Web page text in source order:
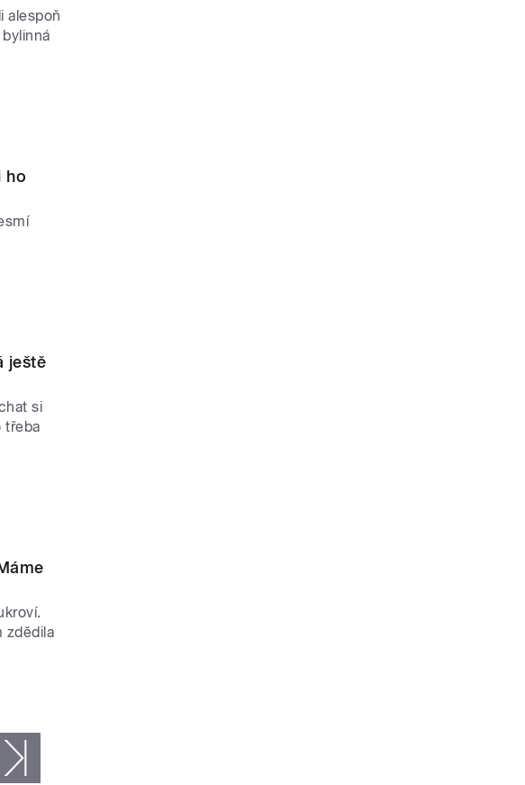
alespoň
ho
ještě
si
třeba
zdědila
›